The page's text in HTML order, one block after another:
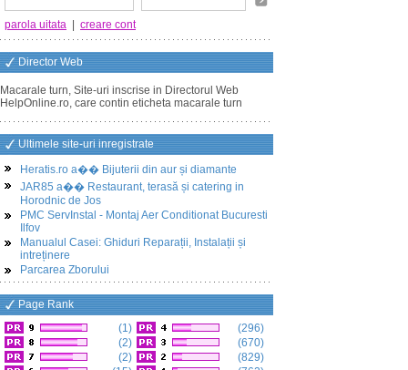
parola uitata creare cont
Director Web
Macarale turn, Site-uri inscrise in Directorul Web
HelpOnline.ro, care contin eticheta macarale turn
Ultimele site-uri inregistrate
Heratis.ro a�� Bijuterii din aur și diamante
JAR85 a�� Restaurant, terasă și catering in
Horodnic de Jos
PMC ServInstal - Montaj Aer Conditionat Bucuresti
Ilfov
Manualul Casei: Ghiduri Reparații, Instalații și
intreținere
Parcarea Zborului
Page Rank
(1)
(2)
(2)
(296)
(670)
(829)